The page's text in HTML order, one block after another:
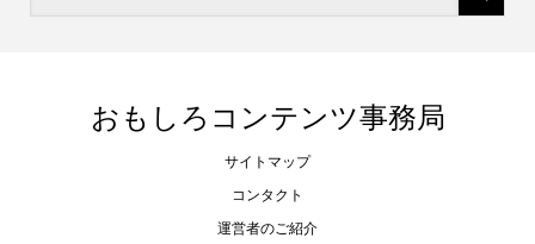
おもしろコンテンツ事務局
サイトマップ
コンタクト
運営者のご紹介